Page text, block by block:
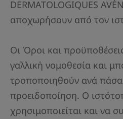
DERMATOLOGIQUES
αποχωρήσουν από τον
Οι Όροι και
γαλλική νομοθεσία και
τροποποιηθούν ανά πάσα
προειδοποίηση. Ο
χρησιμοποιείται και να